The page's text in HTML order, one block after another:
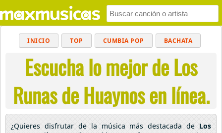
INICIO TOP CUMBIA POP BACHATA
POP MUSICA CRISTIANA REGGAETON
BALADAS ALTERNATIVO ELECTRÓNICA
CUMBIAS
Escucha lo mejor de Los
Runas de Huaynos en línea.
¿Quieres disfrutar de la música más destacada de Los